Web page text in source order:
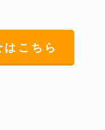
こちら